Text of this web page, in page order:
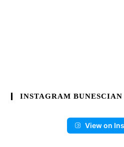
INSTAGRAM BUNESCIAN
View on